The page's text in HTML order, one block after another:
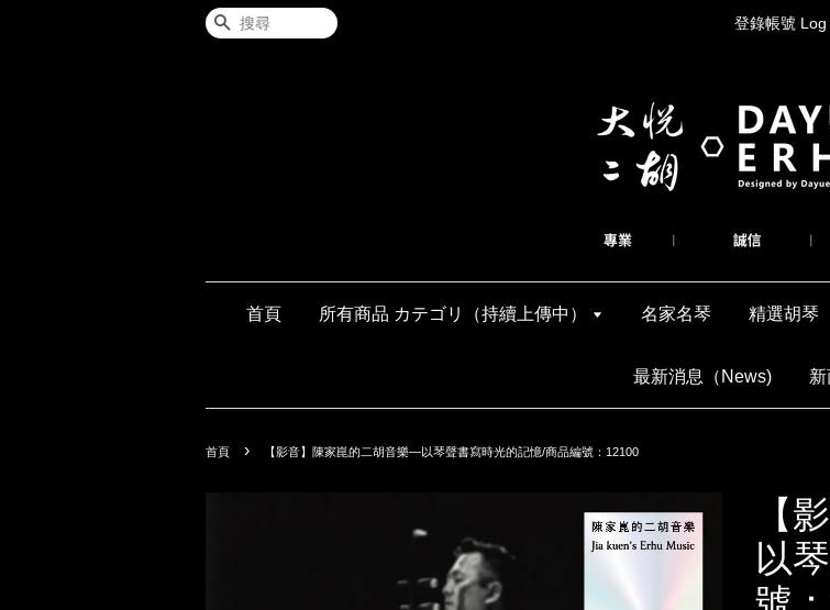
搜尋 登錄帳號 Log
首頁 所有商品 カテゴリ（持續上傳中） 名家名琴 精選胡琴
最新消息（News)
首頁 › 【影音】陳家崑的二胡音樂—以琴聲書寫時光的記憶/商品編號：12100
【
以